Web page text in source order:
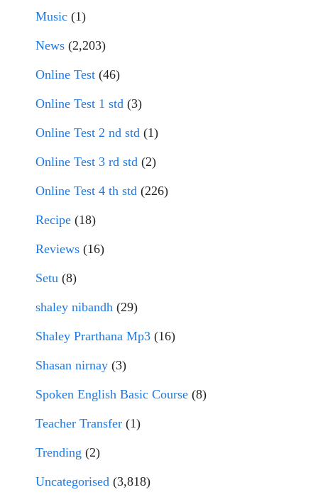
Music (1)
News (2,203)
Online Test (46)
Online Test 1 std (3)
Online Test 2 nd std (1)
Online Test 3 rd std (2)
Online Test 4 th std (226)
Recipe (18)
Reviews (16)
Setu (8)
shaley nibandh (29)
Shaley Prarthana Mp3 (16)
Shasan nirnay (3)
Spoken English Basic Course (8)
Teacher Transfer (1)
Trending (2)
Uncategorised (3,818)